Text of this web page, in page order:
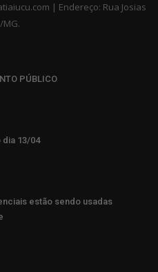
| Endereço: Rua Josias
MG.
PÚBLICO
dia 13/04
estão sendo usadas